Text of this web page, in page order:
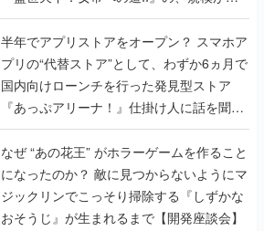
うこだわりをプロデューサーに聞いた
半年でアプリストアをオープン？ スマホア
プリの“代替ストア”として、わずか6ヵ月で
国内向けローンチを行った発見型ストア
『あっぷアリーナ！』仕掛け人に話を聞い
てみた
なぜ “あの花王” がホラーゲームを作ること
になったのか？ 敵に見つからないようにマ
ジックリンでこっそり掃除する『しずかな
おそうじ』が生まれるまで【開発座談会】